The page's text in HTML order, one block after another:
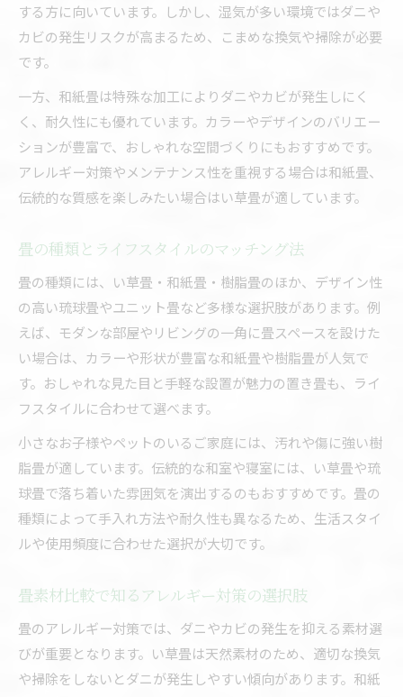
する方に向いています。しかし、湿気が多い環境ではダニや
カビの発生リスクが高まるため、こまめな換気や掃除が必要
です。
一方、和紙畳は特殊な加工によりダニやカビが発生しにく
く、耐久性にも優れています。カラーやデザインのバリエー
ションが豊富で、おしゃれな空間づくりにもおすすめです。
アレルギー対策やメンテナンス性を重視する場合は和紙畳、
伝統的な質感を楽しみたい場合はい草畳が適しています。
畳の種類とライフスタイルのマッチング法
畳の種類には、い草畳・和紙畳・樹脂畳のほか、デザイン性
の高い琉球畳やユニット畳など多様な選択肢があります。例
えば、モダンな部屋やリビングの一角に畳スペースを設けた
い場合は、カラーや形状が豊富な和紙畳や樹脂畳が人気で
す。おしゃれな見た目と手軽な設置が魅力の置き畳も、ライ
フスタイルに合わせて選べます。
小さなお子様やペットのいるご家庭には、汚れや傷に強い樹
脂畳が適しています。伝統的な和室や寝室には、い草畳や琉
球畳で落ち着いた雰囲気を演出するのもおすすめです。畳の
種類によって手入れ方法や耐久性も異なるため、生活スタイ
ルや使用頻度に合わせた選択が大切です。
畳素材比較で知るアレルギー対策の選択肢
畳のアレルギー対策では、ダニやカビの発生を抑える素材選
びが重要となります。い草畳は天然素材のため、適切な換気
や掃除をしないとダニが発生しやすい傾向があります。和紙